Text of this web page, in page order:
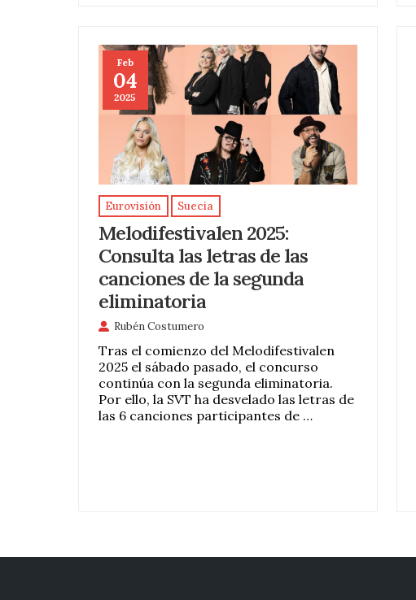
Feb
04
2025
Eurovisión Suecia
Melodifestivalen 2025:
Consulta las letras de las
canciones de la segunda
eliminatoria
Rubén Costumero
Tras el comienzo del Melodifestivalen
2025 el sábado pasado, el concurso
continúa con la segunda eliminatoria.
Por ello, la SVT ha desvelado las letras de
las 6 canciones participantes de …